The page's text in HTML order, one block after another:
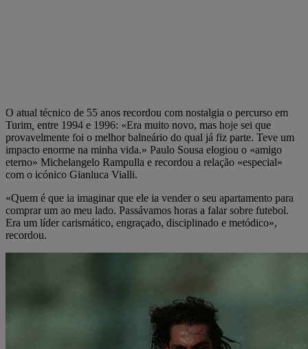
O atual técnico de 55 anos recordou com nostalgia o percurso em
Turim entre 1994 e 1996: «Era muito novo, mas hoje sei que
provavelmente foi o melhor balneário do qual já fiz parte. Teve um
impacto enorme na minha vida.» Paulo Sousa elogiou o «amigo
eterno» Michelangelo Rampulla e recordou a relação «especial»
com o icónico Gianluca Vialli.
«Quem é que ia imaginar que ele ia vender o seu apartamento para
comprar um ao meu lado. Passávamos horas a falar sobre futebol.
Era um líder carismático, engraçado, disciplinado e metódico»,
recordou.